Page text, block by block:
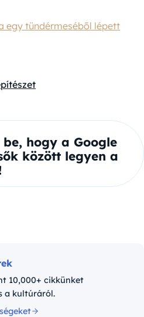
egy tündérmeséből lépett
hogy a Google
között legyen a
10,000+ cikkünket
a kultúráról.